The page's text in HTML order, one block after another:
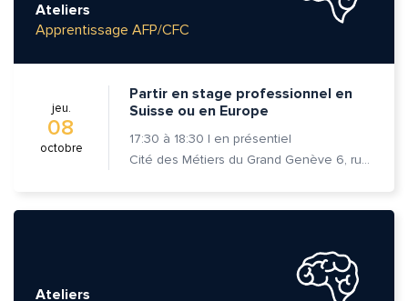
Ateliers
Apprentissage AFP/CFC
jeu.
08
octobre
Partir en stage professionnel en
Suisse ou en Europe
17:30 à 18:30 | en présentiel
Cité des Métiers du Grand Genève 6, rue Prévost-Martin 1205 Genève
Ateliers
Quelle est la pertinence de cette page?